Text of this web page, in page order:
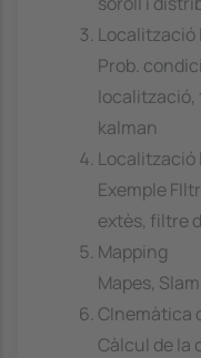
Localització I
Prob.
localització,
kalman
Localització
Exemple
extès, filtre
Mapping
Mapes,
CInemàtica
Càlcul de la